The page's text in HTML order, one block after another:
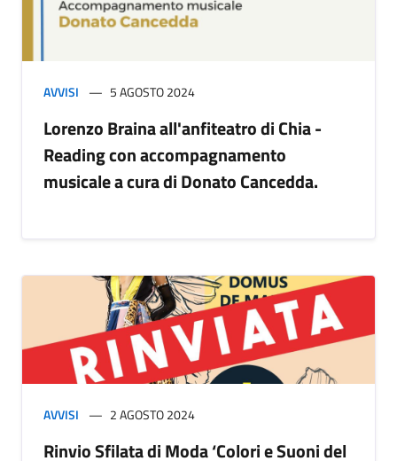
AVVISI 5 AGOSTO 2024
Lorenzo Braina all'anfiteatro di Chia -
Reading con accompagnamento
musicale a cura di Donato Cancedda.
AVVISI 2 AGOSTO 2024
Rinvio Sfilata di Moda ‘Colori e Suoni del